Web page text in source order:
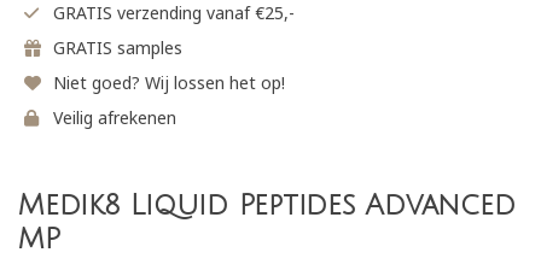
GRATIS verzending vanaf €25,-
GRATIS samples
Niet goed? Wij lossen het op!
Veilig afrekenen
Medik8 Liquid Peptides Advanced
MP